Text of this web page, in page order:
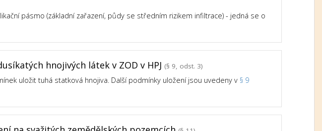
pásmo (základní zařazení, půdy se středním rizikem infiltrace) - jedná se o
hnojivých látek v ZOD v HPJ (§ 9, odst. 3)
uložit tuhá statková hnojiva. Další podmínky uložení jsou uvedeny v § 9